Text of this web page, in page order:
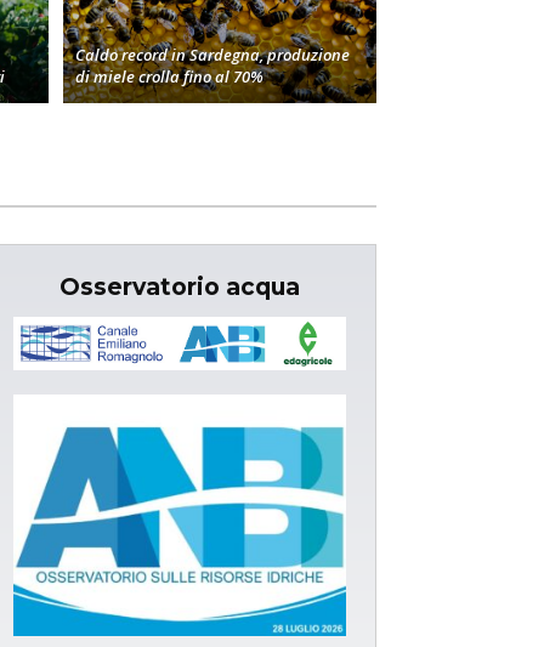
Caldo record in Sardegna, produzione
di miele crolla fino al 70%
Osservatorio acqua